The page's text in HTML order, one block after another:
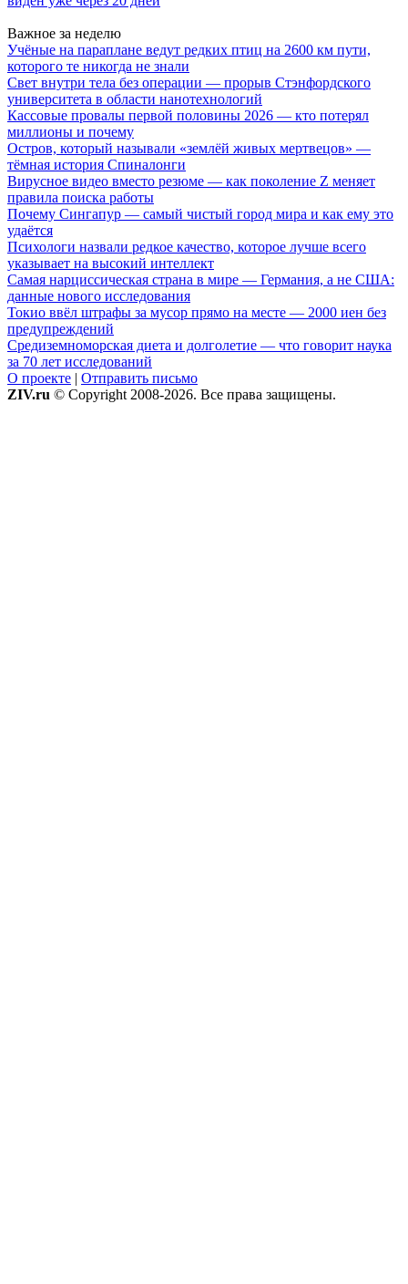
Важное за неделю
Учёные на параплане ведут редких птиц на 2600 км пути,
которого те никогда не знали
Свет внутри тела без операции — прорыв Стэнфордского
университета в области нанотехнологий
Кассовые провалы первой половины 2026 — кто потерял
миллионы и почему
Остров, который называли «землёй живых мертвецов» —
тёмная история Спиналонги
Вирусное видео вместо резюме — как поколение Z меняет
правила поиска работы
Почему Сингапур — самый чистый город мира и как ему это
удаётся
Психологи назвали редкое качество, которое лучше всего
указывает на высокий интеллект
Самая нарциссическая страна в мире — Германия, а не США:
данные нового исследования
Токио ввёл штрафы за мусор прямо на месте — 2000 иен без
предупреждений
Средиземноморская диета и долголетие — что говорит наука
за 70 лет исследований
О проекте | Отправить письмо
ZIV.ru © Copyright 2008-2026. Все права защищены.